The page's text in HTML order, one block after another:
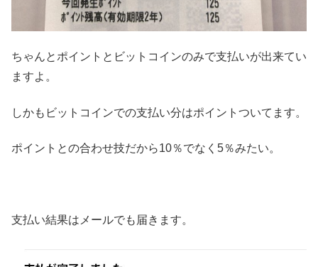
ちゃんとポイントとビットコインのみで支払いが出来てい
ますよ。
しかもビットコインでの支払い分はポイントついてます。
ポイントとの合わせ技だから10％でなく5％みたい。
支払い結果はメールでも届きます。